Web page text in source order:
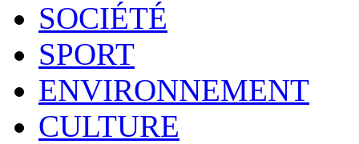
SOCIÉTÉ
SPORT
ENVIRONNEMENT
CULTURE